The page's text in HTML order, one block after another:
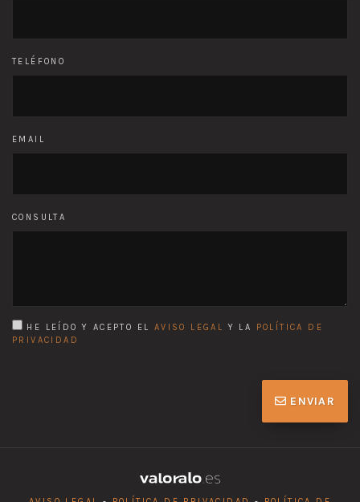
TELÉFONO
EMAIL
CONSULTA
HE LEÍDO Y ACEPTO EL AVISO LEGAL Y LA
POLÍTICA DE
PRIVACIDAD
ENVIAR